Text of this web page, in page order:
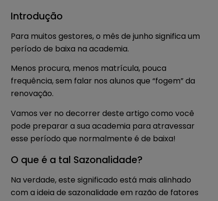
Introdução
Para muitos gestores, o mês de junho significa um
período de baixa na academia.
Menos procura, menos matrícula, pouca
frequência, sem falar nos alunos que “fogem” da
renovação.
Vamos ver no decorrer deste artigo como você
pode preparar a sua academia para atravessar
esse período que normalmente é de baixa!
O que é a tal Sazonalidade?
Na verdade, este significado está mais alinhado
com a ideia de sazonalidade em razão de fatores